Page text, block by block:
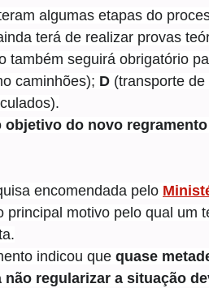
algumas etapas do
terá de realizar provas
também seguirá obrigatório
caminhões); D (transporte
objetivo do novo
encomendada pelo
principal motivo pelo qual um
indicou que quase
não regularizar a situação